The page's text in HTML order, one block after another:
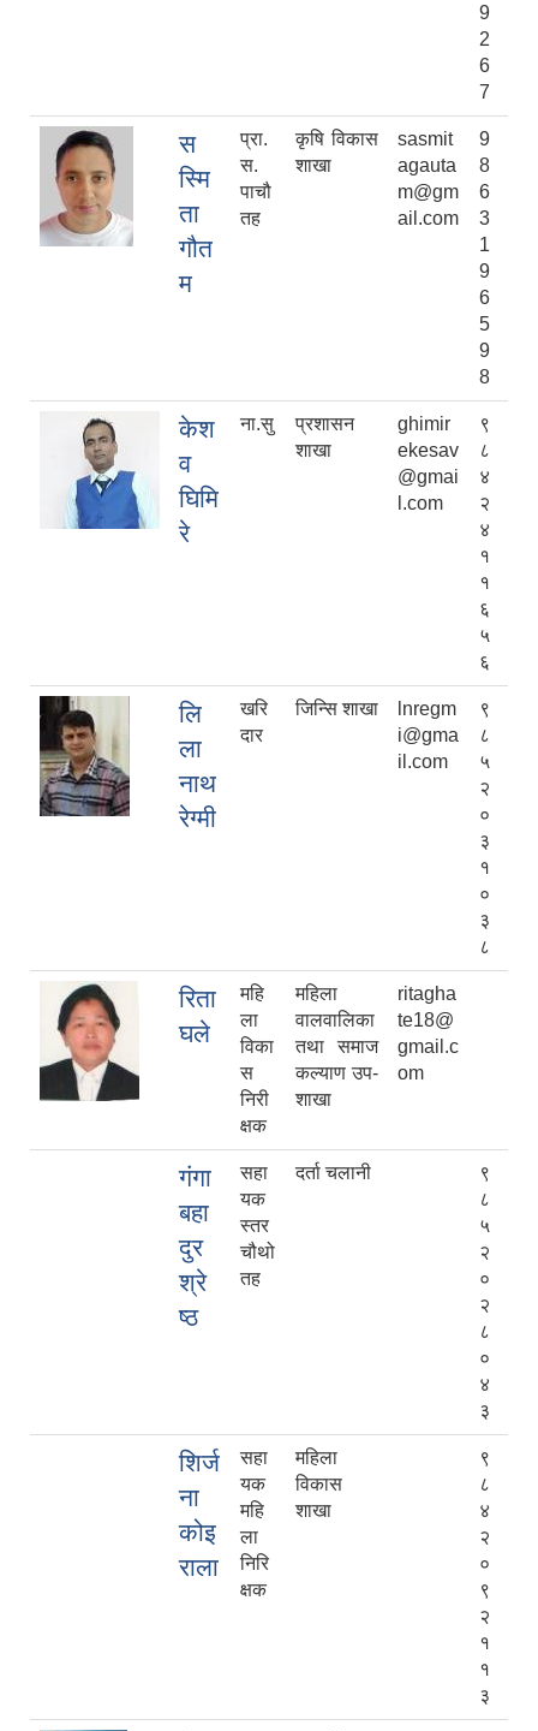
9
2
6
7
स
स्मि
ता
गौत
म
प्रा.
स.
पाचौ
तह
कृषि विकास
शाखा
sasmit
agauta
m@gm
ail.com
9
8
6
3
1
9
6
5
9
8
केश
व
घिमि
रे
ना.सु
प्रशासन
शाखा
ghimir
ekesav
@gmai
l.com
९
८
४
२
४
१
१
६
५
६
लि
ला
नाथ
रेग्मी
खरि
दार
जिन्सि शाखा
lnregm
i@gma
il.com
९
८
५
२
०
३
१
०
३
८
रिता
घले
महि
ला
विका
स
निरी
क्षक
महिला
वालवालिका
तथा समाज
कल्याण उप-
शाखा
ritagha
te18@
gmail.c
om
गंगा
बहा
दुर
श्रे
ष्ठ
सहा
यक
स्तर
चौथो
तह
दर्ता चलानी
९
८
५
२
०
२
८
०
४
३
शिर्ज
ना
कोइ
राला
सहा
यक
महि
ला
निरि
क्षक
महिला
विकास
शाखा
९
८
४
२
०
९
२
१
१
३